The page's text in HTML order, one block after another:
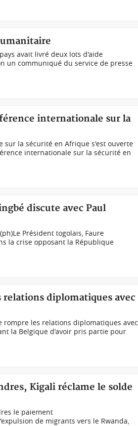
avait livré deux lots d'aide
un communiqué du service de presse
internationale sur la
sur la sécurité en Afrique s'est ouverte
internationale sur la sécurité en
discute avec Paul
Président togolais, Faure
la crise opposant la République
relations diplomatiques avec
rompre les relations diplomatiques avec
la Belgique d'avoir pris partie pour
Kigali réclame le solde
le paiement
de migrants vers le Rwanda,